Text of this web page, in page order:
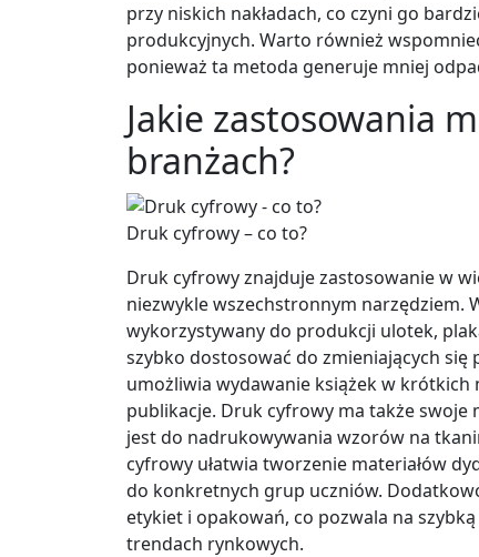
przy niskich nakładach, co czyni go
produkcyjnych. Warto również
ponieważ ta metoda generuje mniej
Jakie zastosowania
branżach?
Druk cyfrowy – co to?
Druk cyfrowy znajduje zastosowanie w
niezwykle wszechstronnym
wykorzystywany do produkcji ulotek,
szybko dostosować do zmieniających
umożliwia wydawanie książek w krótkich
publikacje. Druk cyfrowy ma także
jest do nadrukowywania wzorów na
cyfrowy ułatwia tworzenie materiałów
do konkretnych grup uczniów.
etykiet i opakowań, co pozwala na
trendach rynkowych.